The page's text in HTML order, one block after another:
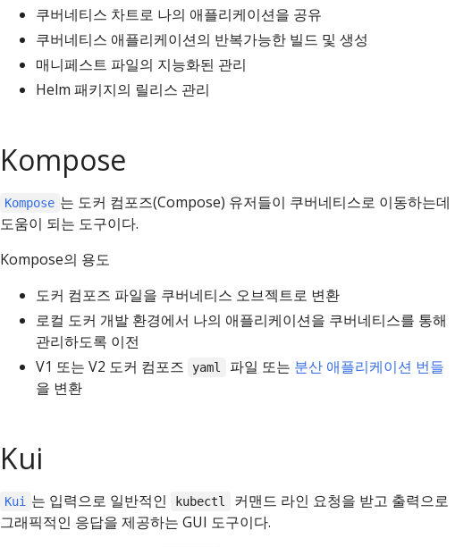
쿠버네티스 차트로 나의 애플리케이션을 공유
쿠버네티스 애플리케이션의 반복가능한 빌드 및 생성
매니페스트 파일의 지능화된 관리
Helm 패키지의 릴리스 관리
Kompose
Kompose 는 도커 컴포즈(Compose) 유저들이 쿠버네티스로 이동하는데
도움이 되는 도구이다.
Kompose의 용도
도커 컴포즈 파일을 쿠버네티스 오브젝트로 변환
로컬 도커 개발 환경에서 나의 애플리케이션을 쿠버네티스를 통해
관리하도록 이전
V1 또는 V2 도커 컴포즈
yaml 파일 또는 분산 애플리케이션 번들
을 변환
Kui
Kui 는 입력으로 일반적인 kubectl
커맨드 라인 요청을 받고 출력으로
그래픽적인 응답을 제공하는 GUI 도구이다.